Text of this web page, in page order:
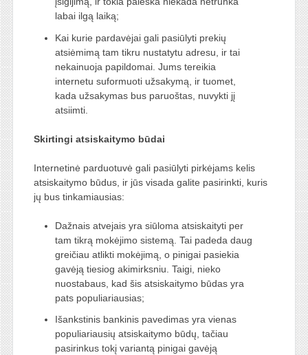
labai ilgą laiką;
Kai kurie pardavėjai gali pasiūlyti prekių
atsiėmimą tam tikru nustatytu adresu, ir tai
nekainuoja papildomai. Jums tereikia
internetu suformuoti užsakymą, ir tuomet,
kada užsakymas bus paruoštas, nuvykti jį
atsiimti.
Skirtingi atsiskaitymo būdai
Internetinė parduotuvė gali pasiūlyti pirkėjams kelis
atsiskaitymo būdus, ir jūs visada galite pasirinkti, kuris
jų bus tinkamiausias:
Dažnais atvejais yra siūloma atsiskaityti per
tam tikrą mokėjimo sistemą. Tai padeda daug
greičiau atlikti mokėjimą, o pinigai pasiekia
gavėją tiesiog akimirksniu. Taigi, nieko
nuostabaus, kad šis atsiskaitymo būdas yra
pats populiariausias;
Išankstinis bankinis pavedimas yra vienas
populiariausių atsiskaitymo būdų, tačiau
pasirinkus tokį variantą pinigai gavėją